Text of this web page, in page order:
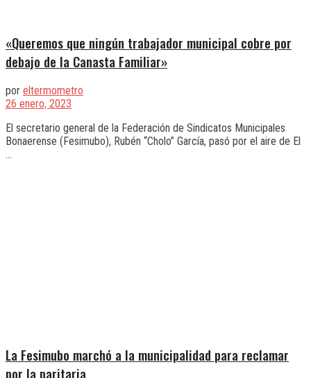
«Queremos que ningún trabajador municipal cobre por
debajo de la Canasta Familiar»
por eltermometro
26 enero, 2023
El secretario general de la Federación de Sindicatos Municipales
Bonaerense (Fesimubo), Rubén “Cholo” García, pasó por el aire de El
...
La Fesimubo marchó a la municipalidad para reclamar
por la paritaria